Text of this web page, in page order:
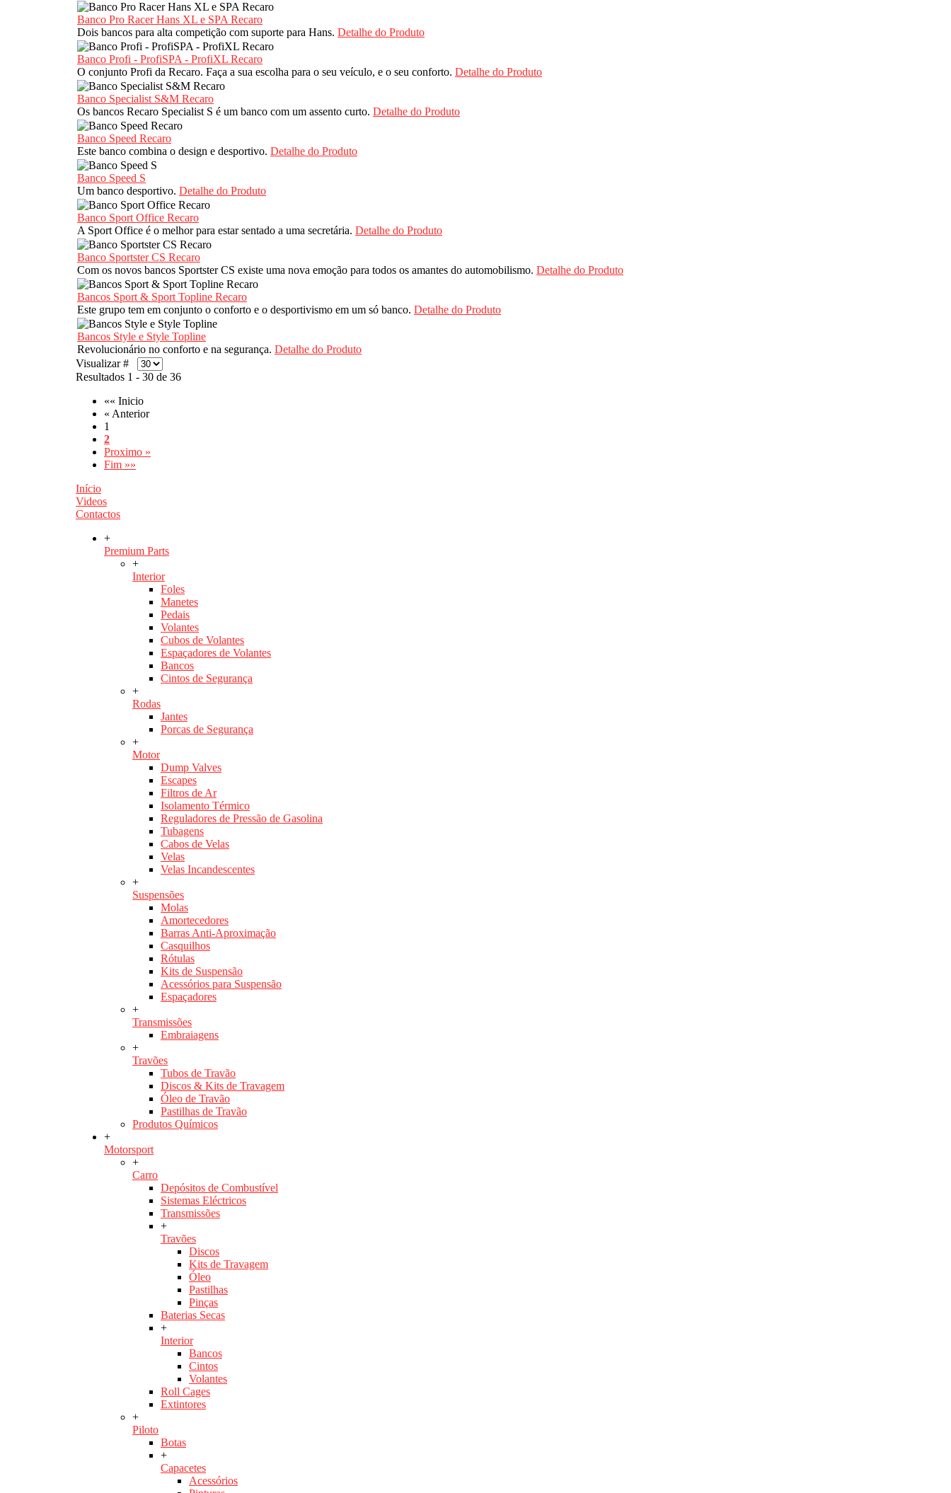
Banco Pro Racer Hans XL e SPA Recaro
Dois bancos para alta competição com suporte para Hans. Detalhe do Produto
Banco Profi - ProfiSPA - ProfiXL Recaro
O conjunto Profi da Recaro. Faça a sua escolha para o seu veículo, e o seu conforto. Detalhe do Produto
Banco Specialist S&M Recaro
Os bancos Recaro Specialist S é um banco com um assento curto. Detalhe do Produto
Banco Speed Recaro
Este banco combina o design e desportivo. Detalhe do Produto
Banco Speed S
Um banco desportivo. Detalhe do Produto
Banco Sport Office Recaro
A Sport Office é o melhor para estar sentado a uma secretária. Detalhe do Produto
Banco Sportster CS Recaro
Com os novos bancos Sportster CS existe uma nova emoção para todos os amantes do automobilismo. Detalhe do Produto
Bancos Sport & Sport Topline Recaro
Este grupo tem em conjunto o conforto e o desportivismo em um só banco. Detalhe do Produto
Bancos Style e Style Topline
Revolucionário no conforto e na segurança. Detalhe do Produto
Visualizar #
Resultados 1 - 30 de 36
«« Inicio
« Anterior
1
2
Proximo »
Fim »»
Início
Videos
Contactos
+
Premium Parts
+
Interior
Foles
Manetes
Pedais
Volantes
Cubos de Volantes
Espaçadores de Volantes
Bancos
Cintos de Segurança
+
Rodas
Jantes
Porcas de Segurança
+
Motor
Dump Valves
Escapes
Filtros de Ar
Isolamento Térmico
Reguladores de Pressão de Gasolina
Tubagens
Cabos de Velas
Velas
Velas Incandescentes
+
Suspensões
Molas
Amortecedores
Barras Anti-Aproximação
Casquilhos
Rótulas
Kits de Suspensão
Acessórios para Suspensão
Espaçadores
+
Transmissões
Embraiagens
+
Travões
Tubos de Travão
Discos & Kits de Travagem
Óleo de Travão
Pastilhas de Travão
Produtos Químicos
+
Motorsport
+
Carro
Depósitos de Combustível
Sistemas Eléctricos
Transmissões
+
Travões
Discos
Kits de Travagem
Óleo
Pastilhas
Pinças
Baterias Secas
+
Interior
Bancos
Cintos
Volantes
Roll Cages
Extintores
+
Piloto
Botas
+
Capacetes
Acessórios